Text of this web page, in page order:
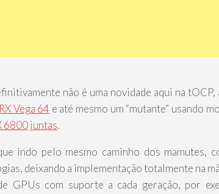
não é uma novidade aqui na tOCP,
Vega 64 e até mesmo um “mutante” usando
6800 juntas.
indo pelo mesmo caminho dos mamutes,
deixando a implementação totalmente na
GPUs com suporte a cada geração, por